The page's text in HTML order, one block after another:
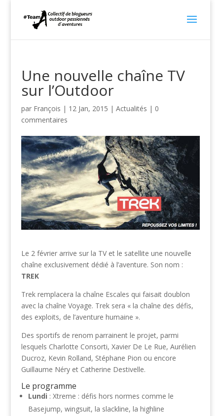
Une nouvelle chaîne TV
sur l’Outdoor
par François | 12 Jan, 2015 | Actualités | 0
commentaires
Le 2 février arrive sur la TV et le satellite une nouvelle
chaîne exclusivement dédié à l’aventure. Son nom :
TREK
Trek remplacera la chaîne Escales qui faisait doublon
avec la chaîne Voyage. Trek sera « la chaîne des défis,
des exploits, de l’aventure humaine ».
Des sportifs de renom parrainent le projet, parmi
lesquels Charlotte Consorti, Xavier De Le Rue, Aurélien
Ducroz, Kevin Rolland, Stéphane Pion ou encore
Guillaume Néry et Catherine Destivelle.
Le programme
Lundi : Xtreme : défis hors normes comme le
Basejump, wingsuit, la slackline, la highline